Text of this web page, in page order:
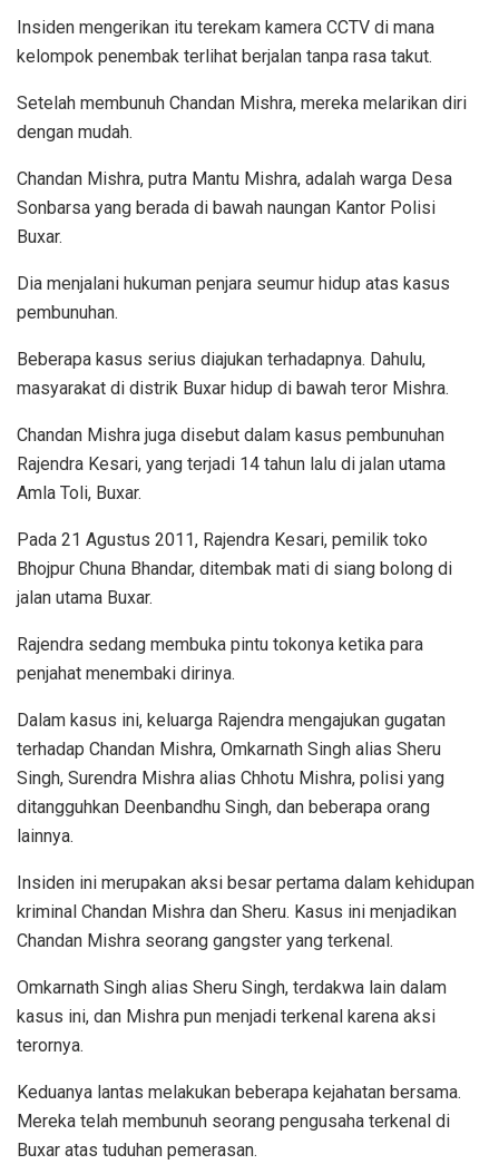
Insiden mengerikan itu terekam kamera CCTV di mana
kelompok penembak terlihat berjalan tanpa rasa takut.
Setelah membunuh Chandan Mishra, mereka melarikan diri
dengan mudah.
Chandan Mishra, putra Mantu Mishra, adalah warga Desa
Sonbarsa yang berada di bawah naungan Kantor Polisi
Buxar.
Dia menjalani hukuman penjara seumur hidup atas kasus
pembunuhan.
Beberapa kasus serius diajukan terhadapnya. Dahulu,
masyarakat di distrik Buxar hidup di bawah teror Mishra.
Chandan Mishra juga disebut dalam kasus pembunuhan
Rajendra Kesari, yang terjadi 14 tahun lalu di jalan utama
Amla Toli, Buxar.
Pada 21 Agustus 2011, Rajendra Kesari, pemilik toko
Bhojpur Chuna Bhandar, ditembak mati di siang bolong di
jalan utama Buxar.
Rajendra sedang membuka pintu tokonya ketika para
penjahat menembaki dirinya.
Dalam kasus ini, keluarga Rajendra mengajukan gugatan
terhadap Chandan Mishra, Omkarnath Singh alias Sheru
Singh, Surendra Mishra alias Chhotu Mishra, polisi yang
ditangguhkan Deenbandhu Singh, dan beberapa orang
lainnya.
Insiden ini merupakan aksi besar pertama dalam kehidupan
kriminal Chandan Mishra dan Sheru. Kasus ini menjadikan
Chandan Mishra seorang gangster yang terkenal.
Omkarnath Singh alias Sheru Singh, terdakwa lain dalam
kasus ini, dan Mishra pun menjadi terkenal karena aksi
terornya.
Keduanya lantas melakukan beberapa kejahatan bersama.
Mereka telah membunuh seorang pengusaha terkenal di
Buxar atas tuduhan pemerasan.